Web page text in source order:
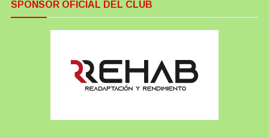
SPONSOR OFICIAL DEL CLUB